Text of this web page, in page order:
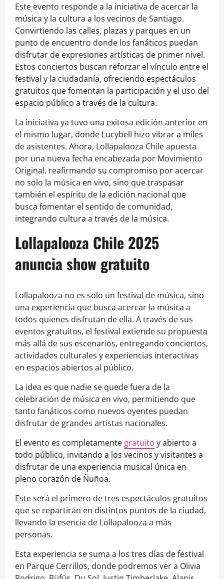
Este evento responde a la iniciativa de acercar la
música y la cultura a los vecinos de Santiago.
Convirtiendo las calles, plazas y parques en un
punto de encuentro donde los fanáticos puedan
disfrutar de expresiones artísticas de primer nivel.
Estos conciertos buscan reforzar el vínculo entre el
festival y la ciudadanía, ofreciendo espectáculos
gratuitos que fomentan la participación y el uso del
espacio público a través de la cultura.
La iniciativa ya tuvo una exitosa edición anterior en
el mismo lugar, donde Lucybell hizo vibrar a miles
de asistentes. Ahora, Lollapalooza Chile apuesta
por una nueva fecha encabezada por Movimiento
Original, reafirmando su compromiso por acercar
no solo la música en vivo, sino que traspasar
también el espíritu de la edición nacional que
busca fomentar el sentido de comunidad,
integrando cultura a través de la música.
Lollapalooza Chile 2025
anuncia show gratuito
Lollapalooza no es solo un festival de música, sino
una experiencia que busca acercar la música a
todos quienes disfrutan de ella. A través de sus
eventos gratuitos, el festival extiende su propuesta
más allá de sus escenarios, entregando conciertos,
actividades culturales y experiencias interactivas
en espacios abiertos al público.
La idea es que nadie se quede fuera de la
celebración de música en vivo, permitiendo que
tanto fanáticos como nuevos oyentes puedan
disfrutar de grandes artistas nacionales.
El evento es completamente gratuito y abierto a
todo público, invitando a los vecinos y visitantes a
disfrutar de una experiencia musical única en
pleno corazón de Ñuñoa.
Este será el primero de tres espectáculos gratuitos
que se repartirán en distintos puntos de la ciudad,
llevando la esencia de Lollapalooza a más
personas.
Esta experiencia se suma a los tres días de festival
en Parque Cerrillos, donde podremos ver a Olivia